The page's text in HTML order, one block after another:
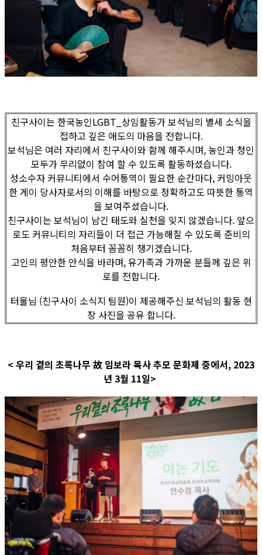
친구사이는 한국농인LGBT_상임활동가 보석님의 별세 소식을
접하고 깊은 애도의 마음을 전합니다.
보석님은 여러 자리에서 친구사이와 함께 해주시며, 농인과 청인
모두가 무리없이 참여 할 수 있도록 활동하셨습니다.
성소수자 커뮤니티에서 수어통역이 필요한 순간마다, 커밍아웃
한 게이 당사자로서의 이해를 바탕으로 정확하고도 따뜻한 통역
을 보여주셨습니다.
친구사이는 보석님이 남긴 태도와 실천을 잊지 않겠습니다. 앞으
로도 커뮤니티의 자리들이 더 접근 가능해질 수 있도록 준비의
처음부터 꼼꼼히 챙기겠습니다.
고인의 평안한 안식을 바라며, 유가족과 가까운 분들께 깊은 위
로를 전합니다.
터울님 (친구사이 소식지 팀원)이 제공해주신 보석님의 활동 현
장 사진을 공유 합니다.
< 우리 곁의 초록나무 故 임보라 목사 추모 문화제 중에서, 2023
년 3월 11일>